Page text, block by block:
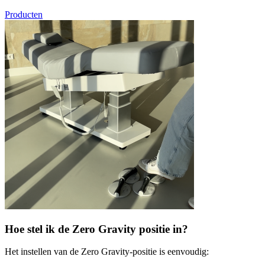
Producten
Hoe stel ik de Zero Gravity positie in?
Het instellen van de Zero Gravity-positie is eenvoudig: